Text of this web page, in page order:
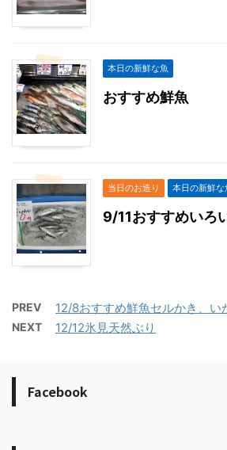
本日の新鮮な魚
おすすめ鮮魚
当日のお造り 本日の新鮮な
9/11おすすめいろ
PREV 12/8おすすめ鮮魚セルかき、い
NEXT 12/12氷見天然ぶり
Facebook